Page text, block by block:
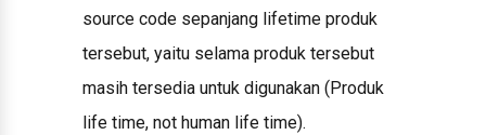
source code sepanjang lifetime produk
tersebut, yaitu selama produk tersebut
masih tersedia untuk digunakan (Produk
life time, not human life time).